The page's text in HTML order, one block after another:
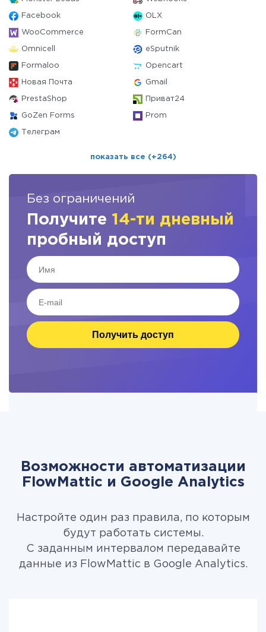
Facebook OLX
WooCommerce FormCan
Omnicell eSputnik
Formaloo Opencart
Новая Почта Gmail
PrestaShop Приват24
GoZen Forms Prom
Телеграм
показать все (+264)
Без ограничений
Получите 14-ти дневный
пробный доступ
Получить доступ
Возможности автоматизации
FlowMattic и Google Analytics
Настройте один раз правила, по которым
будут работать системы.
С заданным интервалом передавайте
данные из FlowMattic в Google Analytics.